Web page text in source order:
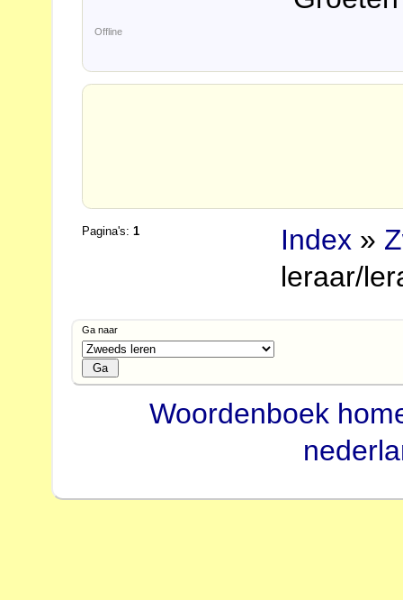
Offline
Pagina's:1 Index »
leraar/
Ga naar
Woordenboek